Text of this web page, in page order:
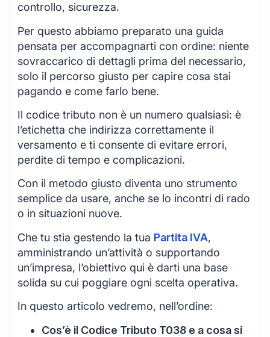
controllo, sicurezza.
Per questo abbiamo preparato una guida
pensata per accompagnarti con ordine: niente
sovraccarico di dettagli prima del necessario,
solo il percorso giusto per capire cosa stai
pagando e come farlo bene.
Il codice tributo non è un numero qualsiasi: è
l’etichetta che indirizza correttamente il
versamento e ti consente di evitare errori,
perdite di tempo e complicazioni.
Con il metodo giusto diventa uno strumento
semplice da usare, anche se lo incontri di rado
o in situazioni nuove.
Che tu stia gestendo la tua Partita IVA,
amministrando un’attività o supportando
un’impresa, l’obiettivo qui è darti una base
solida su cui poggiare ogni scelta operativa.
In questo articolo vedremo, nell’ordine:
Cos’è il Codice Tributo T038 e a cosa si